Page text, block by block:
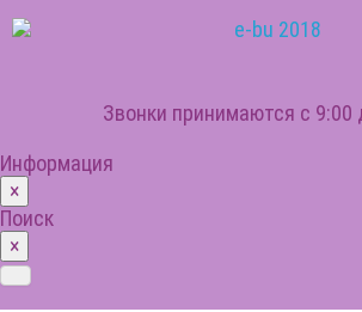
Звонки принимаются с 9:00
Информация
×
Поиск
×